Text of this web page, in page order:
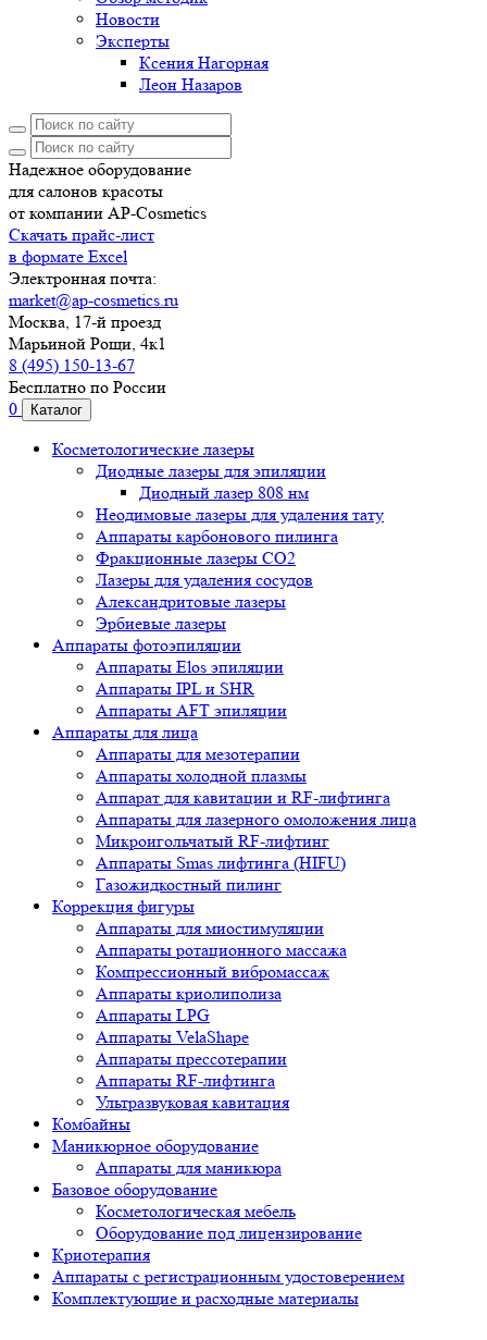
Новости
Эксперты
Ксения Нагорная
Леон Назаров
Надежное оборудование
для салонов красоты
от компании AP-Cosmetics
Скачать прайс-лист
в формате Excel
Электронная почта:
market@ap-cosmetics.ru
Москва, 17-й проезд
Марьиной Рощи, 4к1
8 (495) 150-13-67
Бесплатно по России
0
Каталог
Косметологические лазеры
Диодные лазеры для эпиляции
Диодный лазер 808 нм
Неодимовые лазеры для удаления тату
Аппараты карбонового пилинга
Фракционные лазеры CO2
Лазеры для удаления сосудов
Александритовые лазеры
Эрбиевые лазеры
Аппараты фотоэпиляции
Аппараты Elos эпиляции
Аппараты IPL и SHR
Аппараты AFT эпиляции
Аппараты для лица
Аппараты для мезотерапии
Аппараты холодной плазмы
Аппарат для кавитации и RF-лифтинга
Аппараты для лазерного омоложения лица
Микроигольчатый RF-лифтинг
Аппараты Smas лифтинга (HIFU)
Газожидкостный пилинг
Коррекция фигуры
Аппараты для миостимуляции
Аппараты ротационного массажа
Компрессионный вибромассаж
Аппараты криолиполиза
Аппараты LPG
Аппараты VelaShape
Аппараты прессотерапии
Аппараты RF-лифтинга
Ультразвуковая кавитация
Комбайны
Маникюрное оборудование
Аппараты для маникюра
Базовое оборудование
Косметологическая мебель
Оборудование под лицензирование
Криотерапия
Аппараты c регистрационным удостоверением
Комплектующие и расходные материалы